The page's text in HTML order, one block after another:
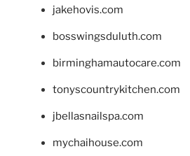
jakehovis.com
bosswingsduluth.com
birminghamautocare.com
tonyscountrykitchen.com
jbellasnailspa.com
mychaihouse.com